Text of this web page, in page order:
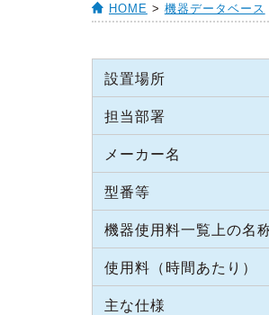
HOME > 機器データベース
設置場所
担当部署
メーカー名
型番等
機器使用料一覧上の名
使用料（時間あたり）
主な仕様